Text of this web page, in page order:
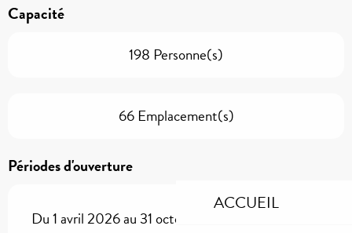
ACCUEIL
Capacité
198 Personne(s)
66 Emplacement(s)
Périodes d'ouverture
Du 1 avril 2026 au 31 octobre 2026